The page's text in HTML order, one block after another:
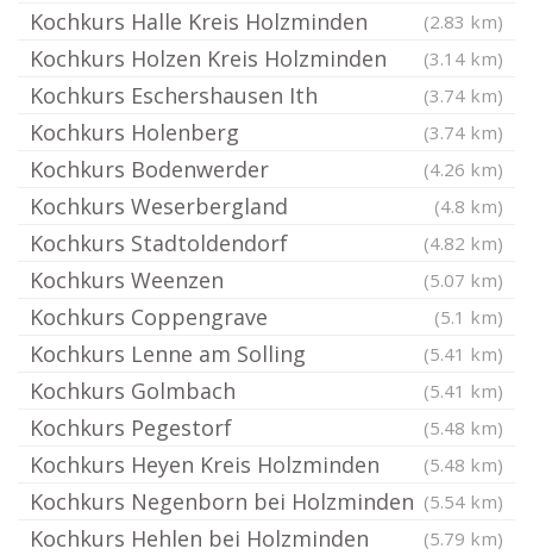
Kochkurs Halle Kreis Holzminden (2.83 km)
Kochkurs Holzen Kreis Holzminden (3.14 km)
Kochkurs Eschershausen Ith (3.74 km)
Kochkurs Holenberg (3.74 km)
Kochkurs Bodenwerder (4.26 km)
Kochkurs Weserbergland (4.8 km)
Kochkurs Stadtoldendorf (4.82 km)
Kochkurs Weenzen (5.07 km)
Kochkurs Coppengrave (5.1 km)
Kochkurs Lenne am Solling (5.41 km)
Kochkurs Golmbach (5.41 km)
Kochkurs Pegestorf (5.48 km)
Kochkurs Heyen Kreis Holzminden (5.48 km)
Kochkurs Negenborn bei Holzminden (5.54 km)
Kochkurs Hehlen bei Holzminden (5.79 km)